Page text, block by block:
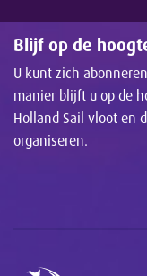
Blijf op de
U kunt zich
manier blijft u op de
Holland Sail vloot en
organiseren.